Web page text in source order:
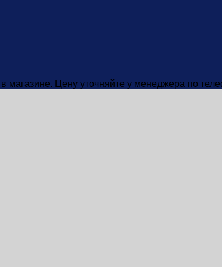
магазине. Цену уточняйте у менеджера по